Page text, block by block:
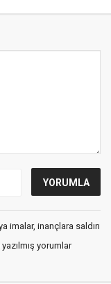
imalar, inançlara saldırı
yorumlar